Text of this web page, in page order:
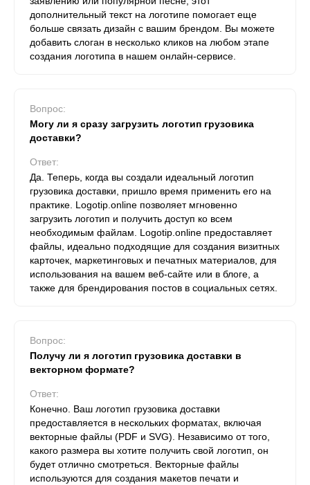
дополнительный текст на логотипе помогает еще
больше связать дизайн с вашим брендом. Вы можете
добавить слоган в несколько кликов на любом этапе
создания логотипа в нашем онлайн-сервисе.
Вопрос:
Могу ли я сразу загрузить логотип грузовика
доставки?
Ответ:
Да. Теперь, когда вы создали идеальный логотип
грузовика доставки, пришло время применить его на
практике. Logotip.online позволяет мгновенно
загрузить логотип и получить доступ ко всем
необходимым файлам. Logotip.online предоставляет
файлы, идеально подходящие для создания визитных
карточек, маркетинговых и печатных материалов, для
использования на вашем веб-сайте или в блоге, а
также для брендирования постов в социальных сетях.
Вопрос:
Получу ли я логотип грузовика доставки в
векторном формате?
Ответ:
Конечно. Ваш логотип грузовика доставки
предоставляется в нескольких форматах, включая
векторные файлы (PDF и SVG). Независимо от того,
какого размера вы хотите получить свой логотип, он
будет отлично смотреться. Векторные файлы
используются для создания макетов печати и